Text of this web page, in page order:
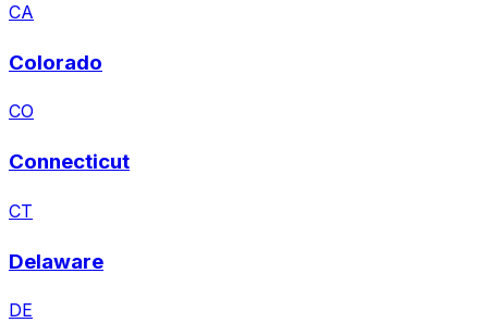
CA
Colorado
CO
Connecticut
CT
Delaware
DE